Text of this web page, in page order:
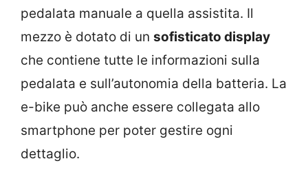
pedalata manuale a quella assistita. Il
mezzo è dotato di un sofisticato display
che contiene tutte le informazioni sulla
pedalata e sull’autonomia della batteria. La
e-bike può anche essere collegata allo
smartphone per poter gestire ogni
dettaglio.